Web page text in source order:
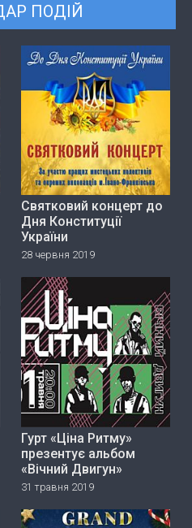
ПОДІЙ
Святковий концерт до
Дня Конституції
України
28 червня 2019
Гурт «Ціна Ритму»
прeзeнтує альбом
«Вічний Двигун»
31 травня 2019